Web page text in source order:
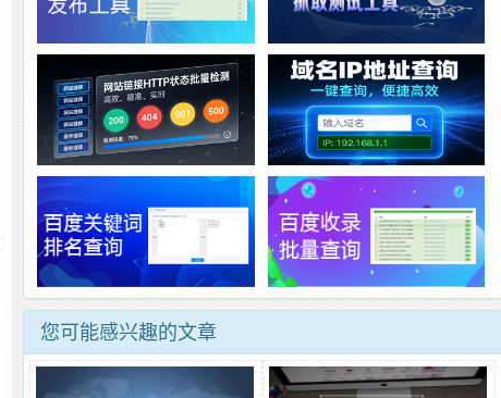
您可能感兴趣的文章